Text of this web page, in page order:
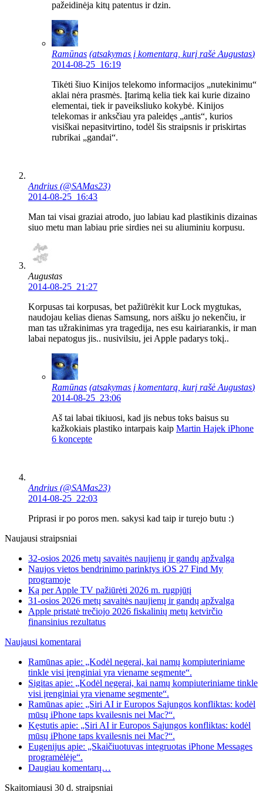
pažeidinėja kitų patentus ir dzin.
Ramūnas (atsakymas į komentarą, kurį rašė Augustas)
2014-08-25 16:19
Tikėti šiuo Kinijos telekomo informacijos „nutekinimu“
aklai nėra prasmės. Įtarimą kelia tiek kai kurie dizaino
elementai, tiek ir paveiksliuko kokybė. Kinijos
telekomas ir anksčiau yra paleidęs „antis“, kurios
visiškai nepasitvirtino, todėl šis straipsnis ir priskirtas
rubrikai „gandai“.
Andrius (@SAMas23)
2014-08-25 16:43
Man tai visai graziai atrodo, juo labiau kad plastikinis dizainas
siuo metu man labiau prie sirdies nei su aliuminiu korpusu.
Augustas
2014-08-25 21:27
Korpusas tai korpusas, bet pažiūrėkit kur Lock mygtukas,
naudojau kelias dienas Samsung, nors aišku jo nekenčiu, ir
man tas užrakinimas yra tragedija, nes esu kairiarankis, ir man
labai nepatogus jis.. nusivilsiu, jei Apple padarys tokį..
Ramūnas (atsakymas į komentarą, kurį rašė Augustas)
2014-08-25 23:06
Aš tai labai tikiuosi, kad jis nebus toks baisus su
kažkokiais plastiko intarpais kaip Martin Hajek iPhone
6 koncepte
Andrius (@SAMas23)
2014-08-25 22:03
Priprasi ir po poros men. sakysi kad taip ir turejo butu :)
Naujausi straipsniai
32-osios 2026 metų savaitės naujienų ir gandų apžvalga
Naujos vietos bendrinimo parinktys iOS 27 Find My
programoje
Ką per Apple TV pažiūrėti 2026 m. rugpjūtį
31-osios 2026 metų savaitės naujienų ir gandų apžvalga
Apple pristatė trečiojo 2026 fiskalinių metų ketvirčio
finansinius rezultatus
Naujausi komentarai
Ramūnas apie: „Kodėl negerai, kai namų kompiuteriniame
tinkle visi įrenginiai yra viename segmente“.
Sigitas apie: „Kodėl negerai, kai namų kompiuteriniame tinkle
visi įrenginiai yra viename segmente“.
Ramūnas apie: „Siri AI ir Europos Sąjungos konfliktas: kodėl
mūsų iPhone taps kvailesnis nei Mac?“.
Kęstutis apie: „Siri AI ir Europos Sąjungos konfliktas: kodėl
mūsų iPhone taps kvailesnis nei Mac?“.
Eugenijus apie: „Skaičiuotuvas integruotas iPhone Messages
programėlėje“.
Daugiau komentarų…
Skaitomiausi 30 d. straipsniai